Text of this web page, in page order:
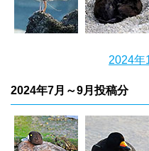
2024年
2024年7月～9月投稿分